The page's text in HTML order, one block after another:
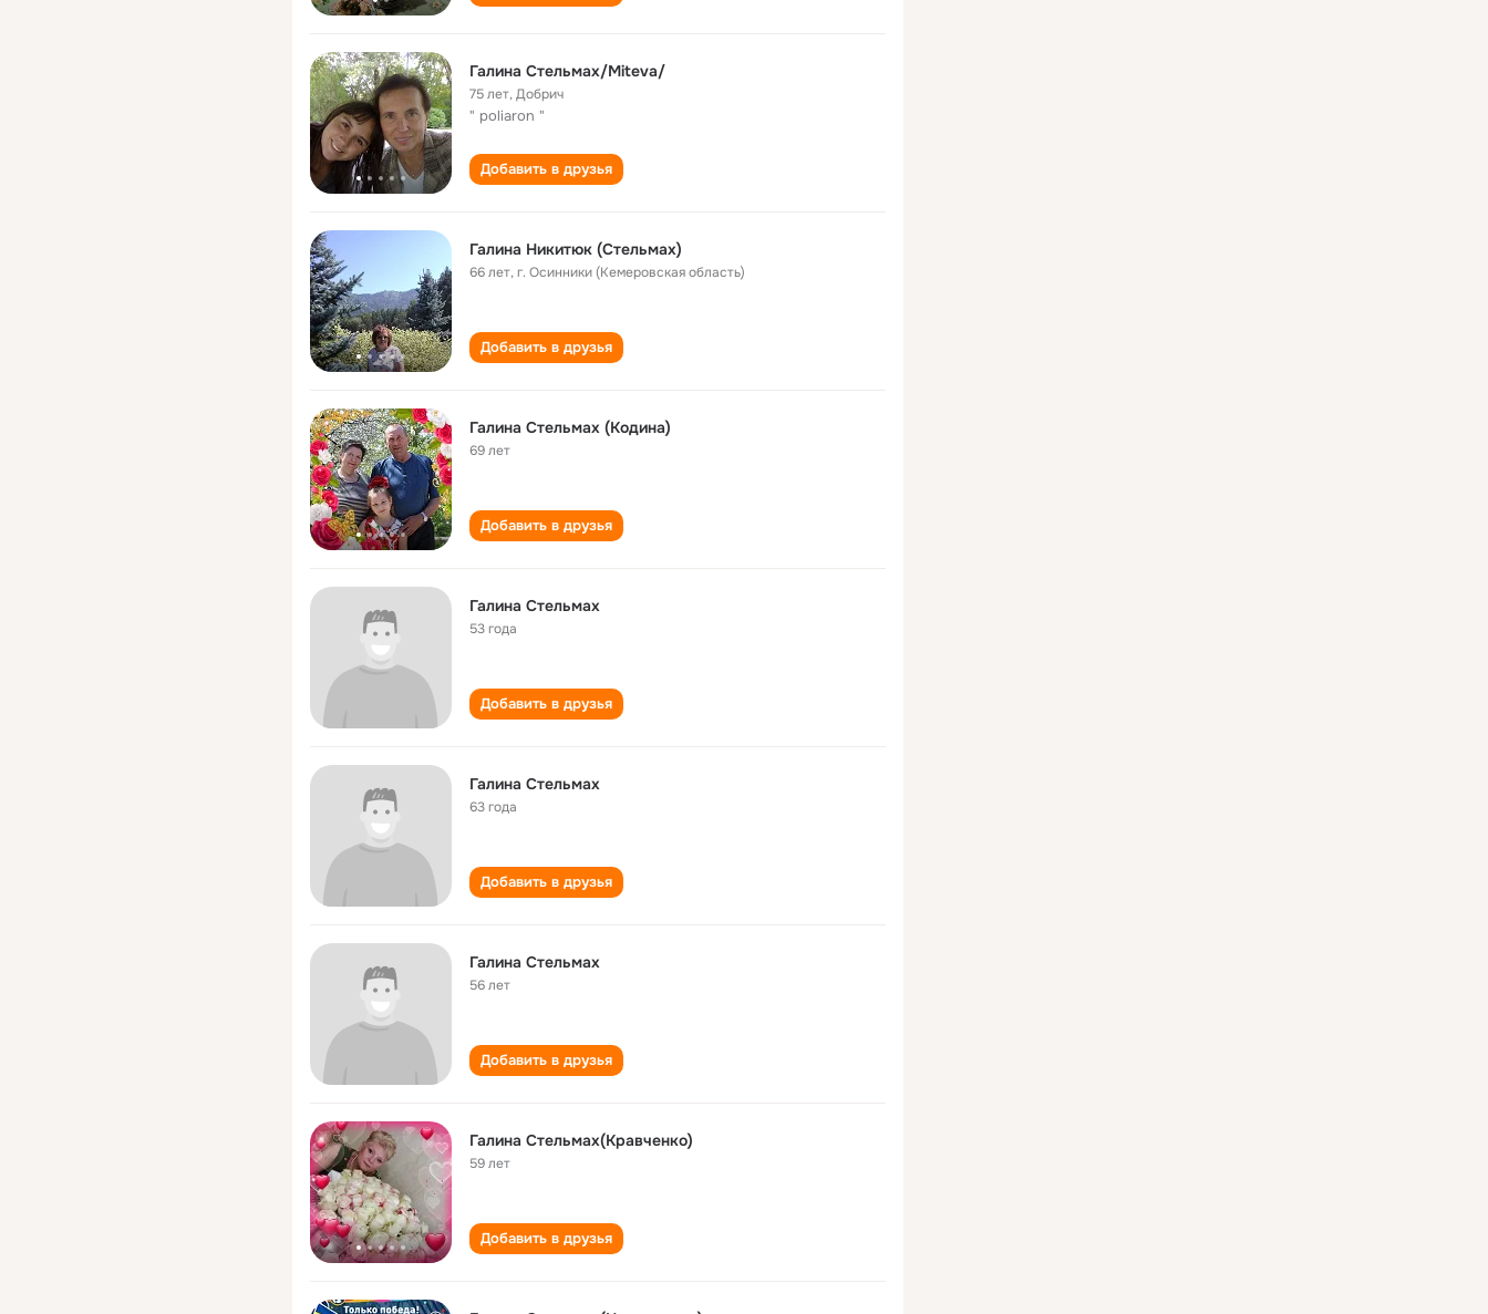
Галина Стельмах/Miteva/
75 лет,Добрич
" poliaron "
Добавить в друзья
Галина Никитюк (Стельмах)
66 лет,г. Осинники (Кемеровская область)
Добавить в друзья
Галина Стельмах (Кодина)
69 лет
Добавить в друзья
Галина Стельмах
53 года
Добавить в друзья
Галина Стельмах
63 года
Добавить в друзья
Галина Стельмах
56 лет
Добавить в друзья
Галина Стельмах(Кравченко)
59 лет
Добавить в друзья